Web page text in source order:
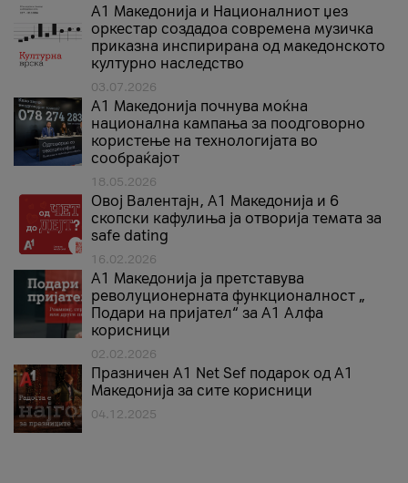
А1 Македонија и Националниот џез
оркестар создадоа современа музичка
приказна инспирирана од македонското
културно наследство
03.07.2026
A1 Македонија почнува моќна
национална кампања за поодговорно
користење на технологијата во
сообраќајот
18.05.2026
Овој Валентајн, A1 Македонија и 6
скопски кафулиња ја отворија темата за
safe dating
16.02.2026
А1 Македонија ја претставува
револуционерната функционалност „
Подари на пријател“ за А1 Алфа
корисници
02.02.2026
Празничен A1 Net Sеf подарок од А1
Македонија за сите корисници
04.12.2025